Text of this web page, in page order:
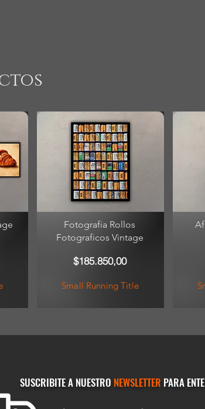
Fotografia Rollos
Fotograficos Vintage
$185.850,00
Small Running Title
SUSCRIBITE A NUESTRO NEWSLETTER PARA